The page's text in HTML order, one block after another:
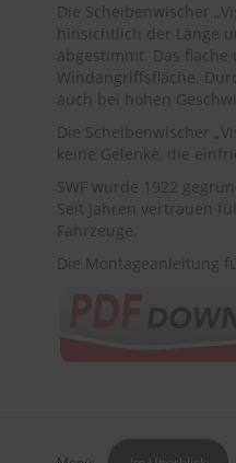
Die Scheibenwischer
hinsichtlich der Länge
abgestimmt. Das
Windangriffsfläche.
auch bei hohen
Die Scheibenwischer
keine Gelenke, die
SWF wurde 1922
Seit Jahren vertrauen
Fahrzeuge.
Die Montageanleitung